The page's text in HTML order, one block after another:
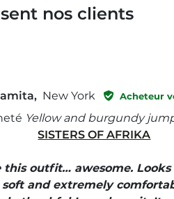
nos clients
New York Acheteur
Yellow and burgundy
SISTERS OF AFRIKA
this outfit… awesome.
soft and extremely